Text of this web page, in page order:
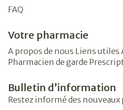
FAQ
Votre pharmacie
A propos de nous Liens utiles
Pharmacien de garde
Bulletin d’information
Restez informé des